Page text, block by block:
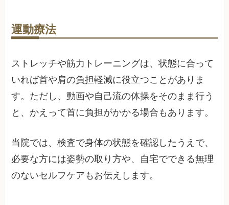
運動療法
ストレッチや筋力トレーニングは、状態に合って
いれば首や肩の負担軽減に役立つことがありま
す。ただし、動画や自己流の体操をそのまま行う
と、かえって首に負担がかかる場合もあります。
当院では、検査で身体の状態を確認したうえで、
必要な方には姿勢の取り方や、自宅でできる無理
のないセルフケアもお伝えします。